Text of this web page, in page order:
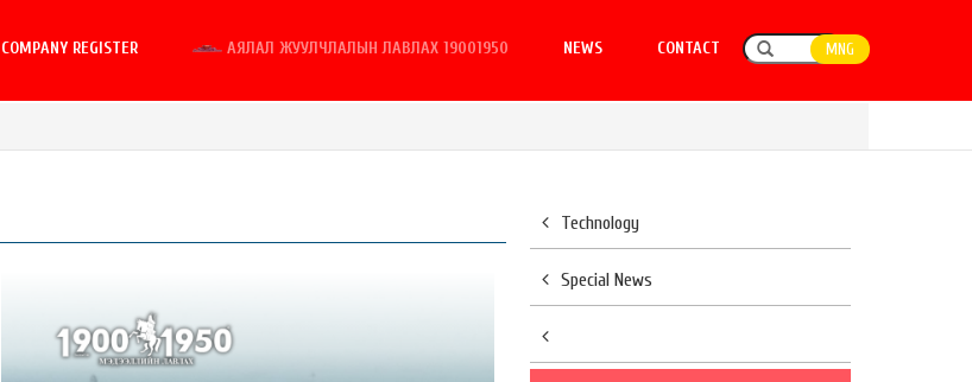
COMPANY REGISTER АЯЛАЛ ЖУУЛЧЛАЛЫН ЛАВЛАХ 19001950 NEWS CONTACT MNG
Technology
Special News